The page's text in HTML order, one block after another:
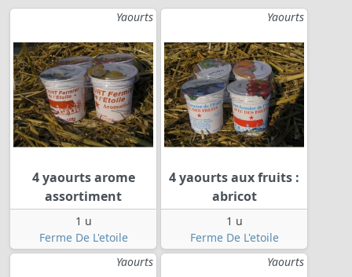
Yaourts
4 yaourts arome
assortiment
1 u
Ferme De L'etoile
Yaourts
4 yaourts aux fruits :
abricot
1 u
Ferme De L'etoile
Yaourts
Yaourts